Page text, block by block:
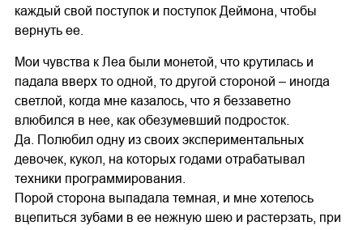
каждый свой поступок и поступок Деймона, чтобы
вернуть ее.
Мои чувства к Леа были монетой, что крутилась и
падала вверх то одной, то другой стороной – иногда
светлой, когда мне казалось, что я беззаветно
влюбился в нее, как обезумевший подросток.
Да. Полюбил одну из своих экспериментальных
девочек, кукол, на которых годами отрабатывал
техники программирования.
Порой сторона выпадала темная, и мне хотелось
вцепиться зубами в ее нежную шею и растерзать, при